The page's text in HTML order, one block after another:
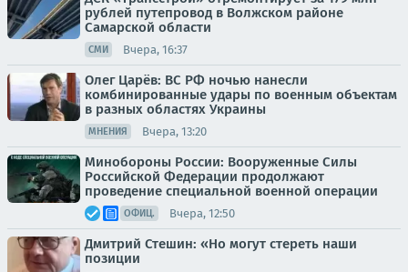
рублей путепровод в Волжском районе
Самарской области
СМИ Вчера, 16:37
Олег Царёв: ВС РФ ночью нанесли
комбинированные удары по военным объектам
в разных областях Украины
МНЕНИЯ Вчера, 13:20
Минобороны России: Вооруженные Силы
Российской Федерации продолжают
проведение специальной военной операции
ОФИЦ. Вчера, 12:50
Дмитрий Стешин: «Но могут стереть наши
позиции